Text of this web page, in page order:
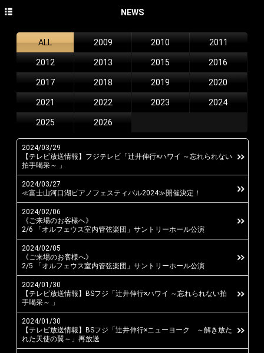
NEWS
ALL 2009 2010 2011
2012 2013 2015 2016
2017 2018 2019 2020
2021 2022 2023 2024
2025 2026
2024/03/29
【テレビ放送情報】フジテレビ「辻井伸行×ハワイ ～忘れられない
拍手喝采～ 」
2024/03/27
≪富士山河口湖ピアノフェスティバル2024≫開催決定！
2024/02/06
《ご来場のお客様へ》
2/6 「オルフェウス室内管弦楽団」サントリーホール公演
2024/02/05
《ご来場のお客様へ》
2/5 「オルフェウス室内管弦楽団」サントリーホール公演
2024/01/30
【テレビ放送情報】BSフジ「辻井伸行×ハワイ ～忘れられない拍
手喝采～ 」
2024/01/30
【テレビ放送情報】BSフジ「辻井伸行×ニューヨーク ～解き放た
れた天使の翼～」再放送
NEWS
CONCERT
DISCOGRAPHY
PROFILE
PHOTO GALLERY
CONTACT
English site
avex classics official site
avex classics facebook
avex classics twitter
avex classics YouTube
Instagram